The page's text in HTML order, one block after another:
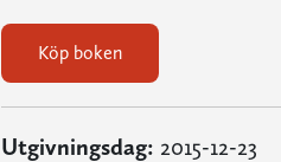
Köp boken
Utgivningsdag: 2015-12-23